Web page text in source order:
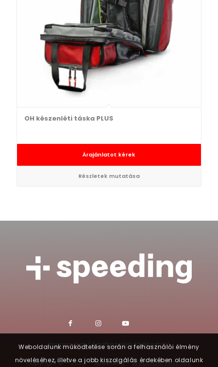
OH készenléti táska PLUS
Árajánlatot kérek
Részletek mutatása
Impresszum|Adatkezelési tájékoztató
Copyright © – 2023 – Speeding –Weboldal készítés:
Weboldalunk működtetése során a felhasználói élmény
növeléséhez, illetve a jobb kiszolgálás érdekében oldalunk